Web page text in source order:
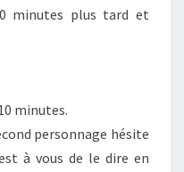
minutes plus tard et
minutes.
personnage hésite
à vous de le dire en